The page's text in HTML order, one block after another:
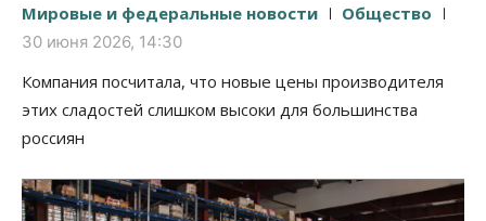
Мировые и федеральные новости Общество
30 июня 2026, 14:30
Компания посчитала, что новые цены производителя
этих сладостей слишком высоки для большинства
россиян